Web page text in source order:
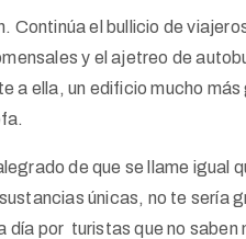
Continúa el bullicio de
y el ajetreo de
a ella, un edificio mucho más
de que se llame igual
únicas, no te sería
por turistas que no saben